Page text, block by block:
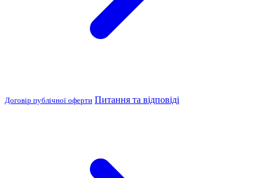
Договір публічної оферти Питання та відповіді